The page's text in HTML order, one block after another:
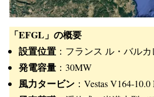
「EFGL」の概要
設置位置 ：フランス ル・バル
発電容量 ：30MW
風力タービン ：Vestas V164-